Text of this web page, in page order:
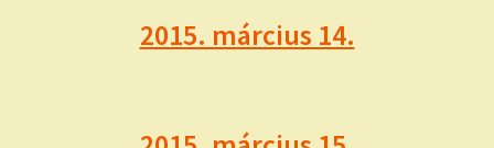
2015. március 14.